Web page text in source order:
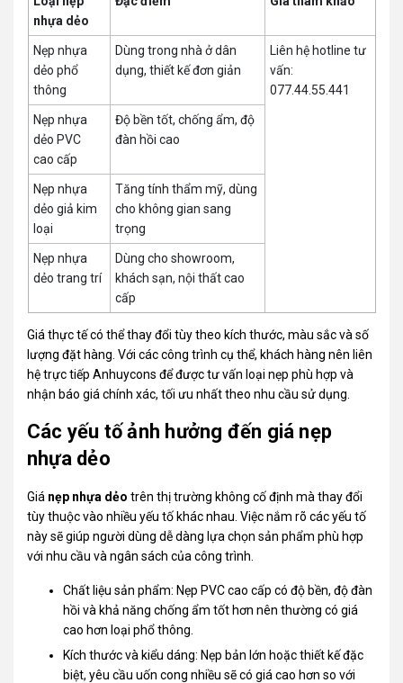
nhựa dẻo
Nẹp nhựa
dẻo phổ
thông
Dùng trong nhà ở dân
dụng, thiết kế đơn giản
Liên hệ hotline tư
vấn:
077.44.55.441
Nẹp nhựa
dẻo PVC
cao cấp
Độ bền tốt, chống ẩm, độ
đàn hồi cao
Nẹp nhựa
dẻo giả kim
loại
Tăng tính thẩm mỹ, dùng
cho không gian sang
trọng
Nẹp nhựa
dẻo trang trí
Dùng cho showroom,
khách sạn, nội thất cao
cấp
Giá thực tế có thể thay đổi tùy theo kích thước, màu sắc và số
lượng đặt hàng. Với các công trình cụ thể, khách hàng nên liên
hệ trực tiếp Anhuycons để được tư vấn loại nẹp phù hợp và
nhận báo giá chính xác, tối ưu nhất theo nhu cầu sử dụng.
Các yếu tố ảnh hưởng đến giá nẹp
nhựa dẻo
Giá nẹp nhựa dẻo trên thị trường không cố định mà thay đổi
tùy thuộc vào nhiều yếu tố khác nhau. Việc nắm rõ các yếu tố
này sẽ giúp người dùng dễ dàng lựa chọn sản phẩm phù hợp
với nhu cầu và ngân sách của công trình.
Chất liệu sản phẩm: Nẹp PVC cao cấp có độ bền, độ đàn
hồi và khả năng chống ẩm tốt hơn nên thường có giá
cao hơn loại phổ thông.
Kích thước và kiểu dáng: Nẹp bản lớn hoặc thiết kế đặc
biệt, yêu cầu uốn cong nhiều sẽ có giá cao hơn so với